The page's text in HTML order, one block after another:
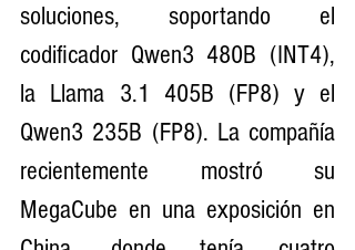
soluciones, soportando el
codificador Qwen3 480B (INT4),
la Llama 3.1 405B (FP8) y el
Qwen3 235B (FP8). La compañía
recientemente mostró su
MegaCube en una exposición en